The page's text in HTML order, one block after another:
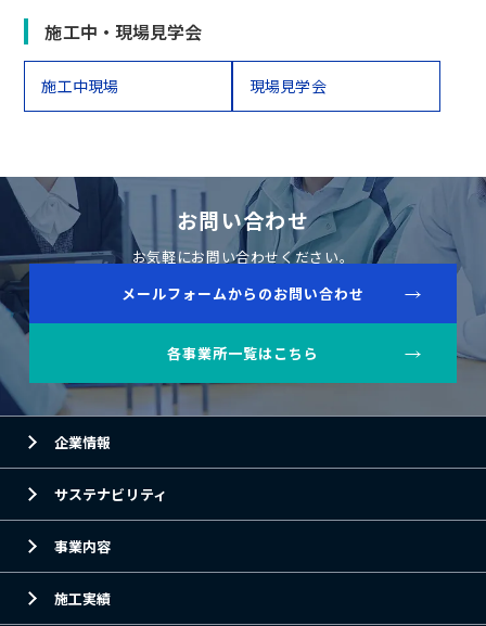
施工中・現場見学会
施工中現場 現場見学会
お問い合わせ
お気軽にお問い合わせください。
メールフォームからのお問い合わせ
各事業所一覧はこちら
企業情報
サステナビリティ
事業内容
施工実績